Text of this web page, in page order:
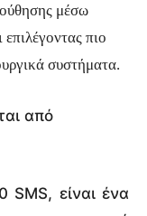
μέσω
πιο
συστήματα.
από
είναι ένα